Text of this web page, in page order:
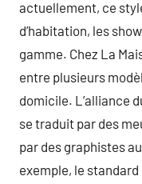
actuellement, ce
d’habitation, les
gamme. Chez La
entre plusieurs
domicile. L’alliance
se traduit par des
par des graphistes
exemple, le